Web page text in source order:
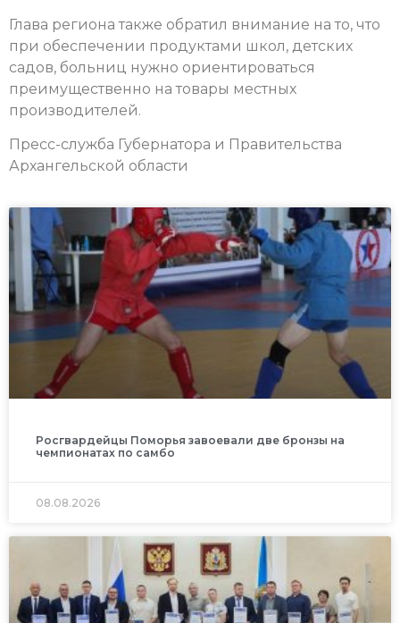
Глава региона также обратил внимание на то, что
при обеспечении продуктами школ, детских
садов, больниц нужно ориентироваться
преимущественно на товары местных
производителей.
Пресс-служба Губернатора и Правительства
Архангельской области
Росгвардейцы Поморья завоевали две бронзы на
чемпионатах по самбо
08.08.2026